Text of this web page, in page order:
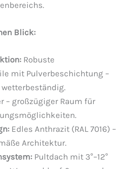
Blick:
Robuste
mit Pulverbeschichtung –
– großzügiger Raum für
Edles Anthrazit (RAL 7016) –
Architektur.
Pultdach mit 3°–12°